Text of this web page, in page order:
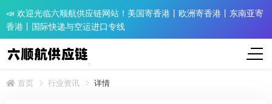
📣 欢迎光临六顺航供应链网站！美国寄香港丨欧洲寄香港丨东南亚寄
香港丨国际快递与空运进口专线
首页 行业资讯 详情